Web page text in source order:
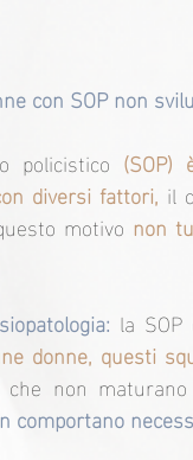
con SOP non
policistico
diversi fattori, il
motivo non
la
donne, questi
non
comportano